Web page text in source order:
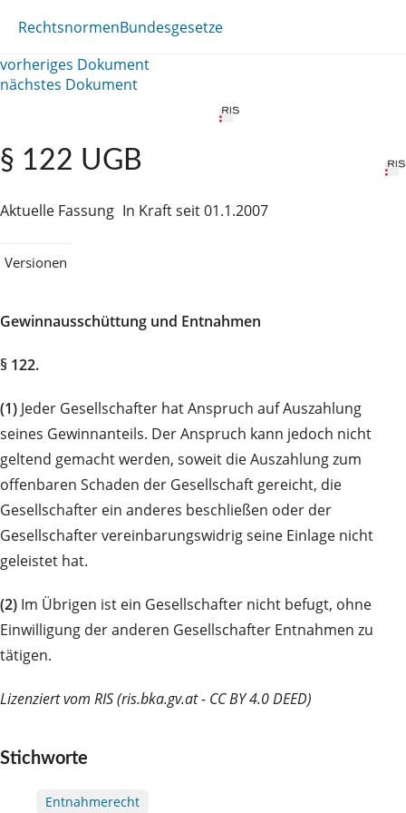
RechtsnormenBundesgesetze
vorheriges Dokument
nächstes Dokument
§ 122 UGB
Aktuelle Fassung In Kraft seit 01.1.2007
Versionen
Gewinnausschüttung und Entnahmen
§ 122.
(1) Jeder Gesellschafter hat Anspruch auf Auszahlung
seines Gewinnanteils. Der Anspruch kann jedoch nicht
geltend gemacht werden, soweit die Auszahlung zum
offenbaren Schaden der Gesellschaft gereicht, die
Gesellschafter ein anderes beschließen oder der
Gesellschafter vereinbarungswidrig seine Einlage nicht
geleistet hat.
(2) Im Übrigen ist ein Gesellschafter nicht befugt, ohne
Einwilligung der anderen Gesellschafter Entnahmen zu
tätigen.
Lizenziert vom RIS (ris.bka.gv.at - CC BY 4.0 DEED)
Stichworte
Entnahmerecht